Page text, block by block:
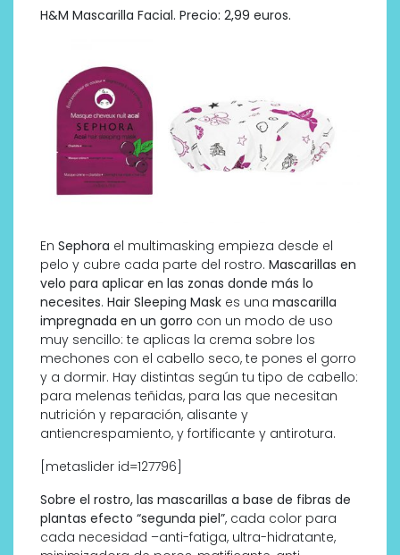
H&M Mascarilla Facial. Precio: 2,99 euros.
En Sephora el multimasking empieza desde el
pelo y cubre cada parte del rostro. Mascarillas en
velo para aplicar en las zonas donde más lo
necesites. Hair Sleeping Mask es una mascarilla
impregnada en un gorro con un modo de uso
muy sencillo: te aplicas la crema sobre los
mechones con el cabello seco, te pones el gorro
y a dormir. Hay distintas según tu tipo de cabello:
para melenas teñidas, para las que necesitan
nutrición y reparación, alisante y
antiencrespamiento, y fortificante y antirotura.
[metaslider id=127796]
Sobre el rostro, las mascarillas a base de fibras de
plantas efecto “segunda piel”, cada color para
cada necesidad –anti-fatiga, ultra-hidratante,